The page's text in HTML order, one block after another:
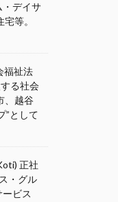
・デイサ
等。
福祉法
る社会
、越谷
”として
正社
・グル
ビス